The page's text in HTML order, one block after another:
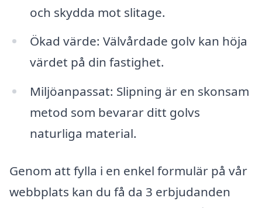
och skydda mot slitage.
Ökad värde: Välvårdade golv kan höja
värdet på din fastighet.
Miljöanpassat: Slipning är en skonsam
metod som bevarar ditt golvs
naturliga material.
Genom att fylla i en enkel formulär på vår
webbplats kan du få da 3 erbjudanden